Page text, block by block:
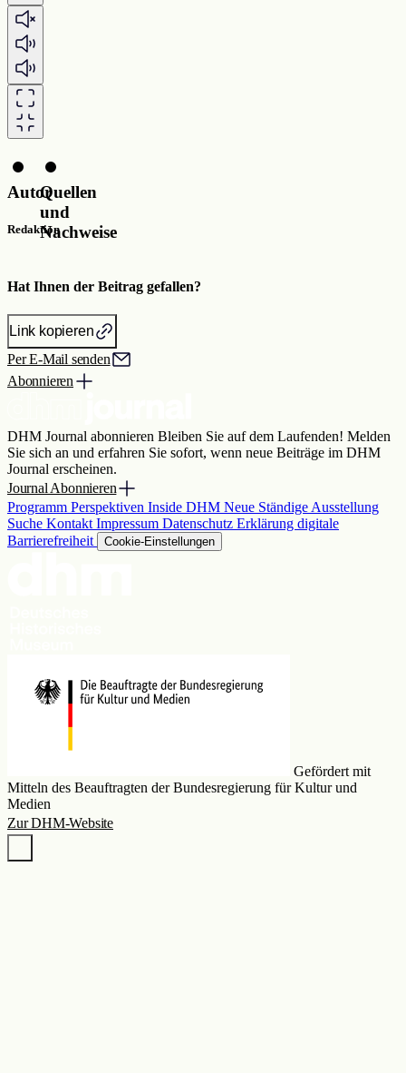
Autor
Redaktion
Quellen
und
Nachweise
Hat Ihnen der Beitrag gefallen?
Link kopieren
Per E-Mail senden
Abonnieren
DHM Journal abonnieren Bleiben Sie auf dem Laufenden! Melden
Sie sich an und erfahren Sie sofort, wenn neue Beiträge im DHM
Journal erscheinen.
Journal Abonnieren
Programm Perspektiven Inside DHM Neue Ständige Ausstellung
Suche Kontakt Impressum Datenschutz Erklärung digitale
Barrierefreiheit
Cookie-Einstellungen
Gefördert mit
Mitteln des Beauftragten der Bundesregierung für Kultur und
Medien
Zur DHM-Website